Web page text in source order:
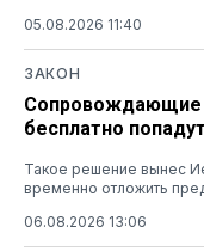
05.08.2026 11:40
ЗАКОН
Сопровождающие
бесплатно
Такое решение вынес
временно отложить
06.08.2026 13:06